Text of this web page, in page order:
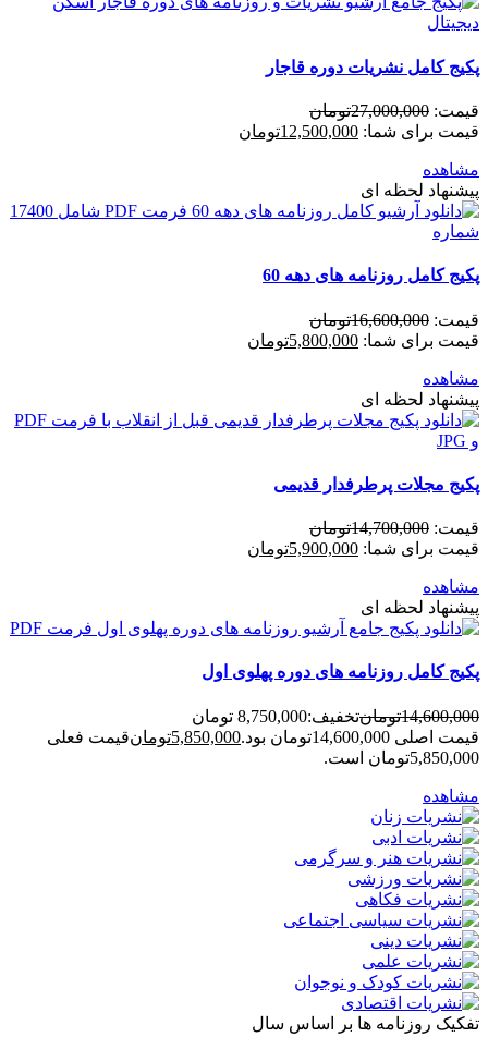
پکیج کامل نشریات دوره قاجار
قیمت: 27,000,000تومان
قیمت برای شما: 12,500,000تومان
مشاهده
پیشنهاد لحظه ای
پکیج کامل روزنامه های دهه 60
قیمت: 16,600,000تومان
قیمت برای شما: 5,800,000تومان
مشاهده
پیشنهاد لحظه ای
پکیج مجلات پرطرفدار قدیمی
قیمت: 14,700,000تومان
قیمت برای شما: 5,900,000تومان
مشاهده
پیشنهاد لحظه ای
پکیج کامل روزنامه های دوره پهلوی اول
14,600,000تومانتخفیف:8,750,000 تومان
قیمت اصلی 14,600,000تومان بود.
5,850,000تومانقیمت فعلی
5,850,000تومان است.
مشاهده
تفکیک روزنامه ها بر اساس سال